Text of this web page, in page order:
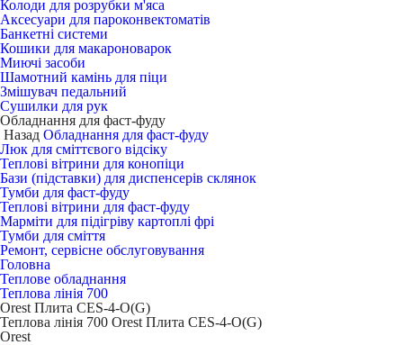
Колоди для розрубки м'яса
Аксесуари для пароконвектоматів
Банкетні системи
Кошики для макароноварок
Миючі засоби
Шамотний камінь для піци
Змішувач педальний
Сушилки для рук
Обладнання для фаст-фуду
Назад Обладнання для фаст-фуду
Люк для сміттєвого відсіку
Теплові вітрини для конопіци
Бази (підставки) для диспенсерів склянок
Тумби для фаст-фуду
Теплові вітрини для фаст-фуду
Марміти для підігріву картоплі фрі
Тумби для сміття
Ремонт, сервісне обслуговування
Головна
Теплове обладнання
Теплова лінія 700
Orest Плита CES-4-O(G)
Теплова лінія 700 Orest Плита CES-4-O(G)
Orest